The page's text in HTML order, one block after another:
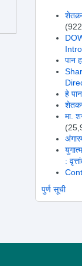
पान
हे
मा.
:
पुर्ण सूची